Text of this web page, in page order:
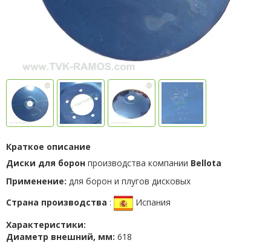
Краткое описание
Диски для борон производства компании Bellota
Применение: для борон и плугов дисковых
Страна производства :
Испания
Характеристики:
Диаметр внешний, мм: 618